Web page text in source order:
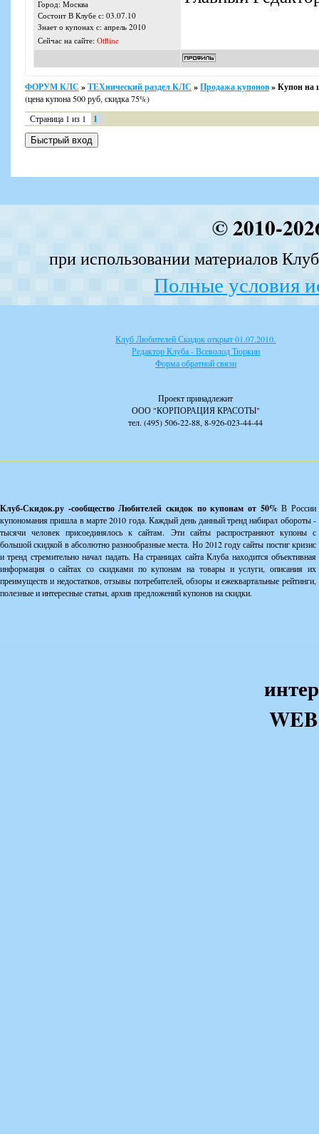
Город: Москва
Состоит В Клубе с: 03.07.10
Знает о купонах с: апрель 2010
Сейчас на сайте: Offline
ФОРУМ КЛС »ТЕХнический раздел КЛС »Продажа купонов»Купон на
(цена купона 500 руб, скидка 75%)
Страница 1 из 1 1
© 2010-
при использовании материалов
Полные условия
Клуб Любителей Скидок открыт 01.07.2010.
Редактор Клуба - Всеволод Тюркин
Форма обратной связи
Проект принадлежит
ООО "КОРПОРАЦИЯ КРАСОТЫ"
тел. (495) 506-22-88, 8-926-023-44-44
Клуб-Скидок.ру -сообщество Любителей скидок по купонам от 50%В России
купономания пришла в марте 2010 года. Каждый день данный тренд набирал обороты -
тысячи человек присоединялось к сайтам. Эти сайты распространяют купоны с
большой скидкой в абсолютно разнообразные места. Но 2012 году сайты постиг кризис
и тренд стремительно начал падать. На страницах сайта Клуба находится объективная
информация о сайтах со скидками по купонам на товары и услуги, описания их
преимуществ и недостатков, отзывы потребителей, обзоры и ежеквартальные рейтинги,
полезные и интересные статьи, архив предложений купонов на скидки.